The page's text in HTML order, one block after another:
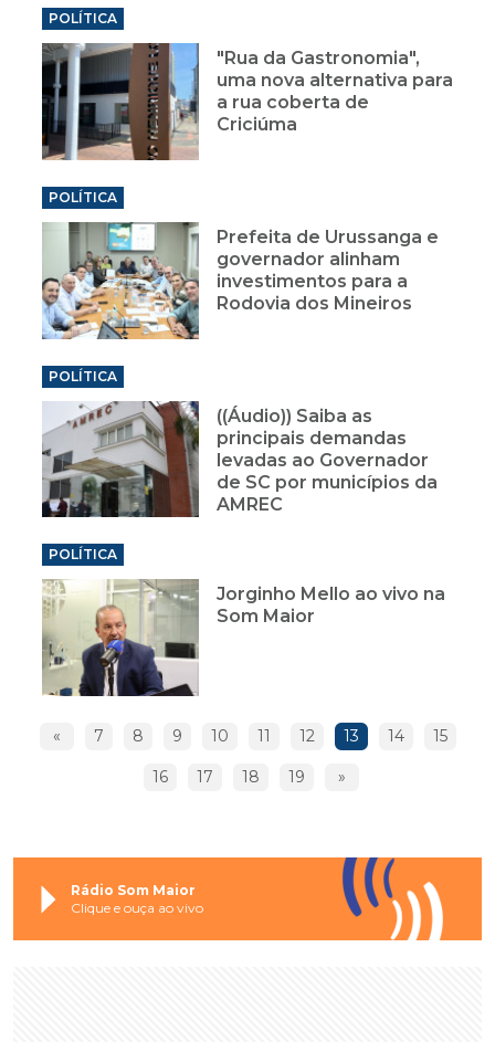
POLÍTICA
"Rua da Gastronomia",
uma nova alternativa para
a rua coberta de
Criciúma
POLÍTICA
Prefeita de Urussanga e
governador alinham
investimentos para a
Rodovia dos Mineiros
POLÍTICA
((Áudio)) Saiba as
principais demandas
levadas ao Governador
de SC por municípios da
AMREC
POLÍTICA
Jorginho Mello ao vivo na
Som Maior
« 7 8 9 10 11 12 13 14 15
16 17 18 19 »
Rádio Som Maior
Clique e ouça ao vivo